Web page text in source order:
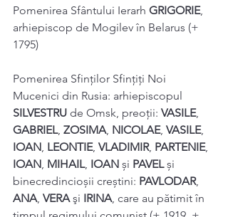
Pomenirea Sfântului Ierarh GRIGORIE,
arhiepiscop de Mogilev în Belarus (+
1795)
Pomenirea Sfinților Sfințiți Noi
Mucenici din Rusia: arhiepiscopul
SILVESTRU de Omsk, preoţii: VASILE,
GABRIEL, ZOSIMA, NICOLAE, VASILE,
IOAN, LEONTIE, VLADIMIR, PARTENIE,
IOAN, MIHAIL, IOAN și PAVEL și
binecredincioșii creștini: PAVLODAR,
ANA, VERA şi IRINA, care au pătimit în